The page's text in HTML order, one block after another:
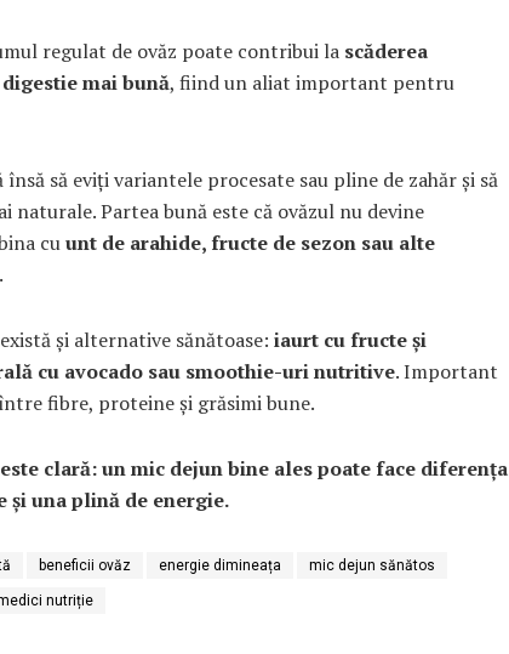
regulat de ovăz poate contribui la scăderea
mai bună, fiind un aliat important pentru
să eviți variantele procesate sau pline de zahăr și să
naturale. Partea bună este că ovăzul nu devine
cuunt de arahide, fructe de sezon sau alte
.
și alternative sănătoase: iaurt cu fructe și
cu avocado sau smoothie-uri nutritive. Important
fibre, proteine și grăsimi bune.
clară: un mic dejun bine ales poate face diferența
și una plină de energie.
beneficii ovăz energie dimineața mic dejun sănătos
nutriție